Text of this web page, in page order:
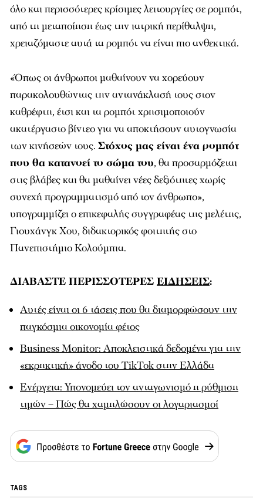
όλο και περισσότερες κρίσιμες λειτουργίες σε ρομπότ,
από τη μεταποίηση έως την ιατρική περίθαλψη,
χρειαζόμαστε αυτά τα ρομπότ να είναι πιο ανθεκτικά.
«Όπως οι άνθρωποι μαθαίνουν να χορεύουν
παρακολουθώντας την αντανάκλασή τους στον
καθρέφτη, έτσι και τα ρομπότ χρησιμοποιούν
ακατέργαστο βίντεο για να αποκτήσουν αυτογνωσία
των κινήσεών τους. Στόχος μας είναι ένα ρομπότ
που θα κατανοεί το σώμα του, θα προσαρμόζεται
στις βλάβες και θα μαθαίνει νέες δεξιότητες χωρίς
συνεχή προγραμματισμό από τον άνθρωπο»,
υπογραμμίζει ο επικεφαλής συγγραφέας της μελέτης,
Γιουχάνγκ Χου, διδακτορικός φοιτητής στο
Πανεπιστήμιο Κολούμπια.
ΔΙΑΒΑΣΤΕ ΠΕΡΙΣΣΟΤΕΡΕΣ ΕΙΔΗΣΕΙΣ:
Αυτές είναι οι 6 τάσεις που θα διαμορφώσουν την
παγκόσμια οικονομία φέτος
Business Monitor: Αποκλειστικά δεδομένα για την
«εκρηκτική» άνοδο του TikTok στην Ελλάδα
Ενέργεια: Υπονομεύει τον ανταγωνισμό η ρύθμιση
τιμών – Πώς θα χαμηλώσουν οι λογαριασμοί
TAGS